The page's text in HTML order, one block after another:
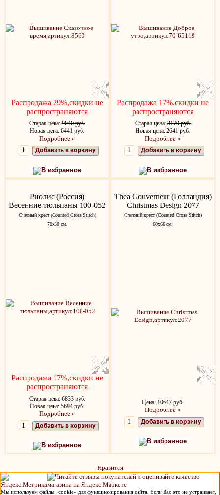
Распродажа 29%,скидки не
распространяются
Старая цена:9040 руб.
Новая цена: 6441 руб.
Подробнее »
Добавить в корзину
В избранное
Распродажа 17%,скидки не
распространяются
Старая цена:3170 руб.
Новая цена: 2641 руб.
Подробнее »
Добавить в корзину
В избранное
Риолис (Россия)
Весенние тюльпаны 100-052
Счетный крест (Counted Cross Stitch)
70х30 см.
Распродажа 17%,скидки не
распространяются
Старая цена:6833 руб.
Новая цена: 5694 руб.
Подробнее »
Добавить в корзину
В избранное
Thea Gouverneur (Голландия)
Christmas Design 2077
Счетный крест (Counted Cross Stitch)
60х66 см.
Цена: 10647 руб.
Подробнее »
Добавить в корзину
В избранное
Нравится
Мы используем файлы «cookie» для функционирования сайта. Если Вас это не устраивает,